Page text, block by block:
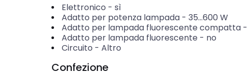
Elettronico - sì
Adatto per potenza lampada- 35...600 W
Adatto per lampada fluorescente compatta-
Adatto per lampada fluorescente - no
Circuito - Altro
Confezione